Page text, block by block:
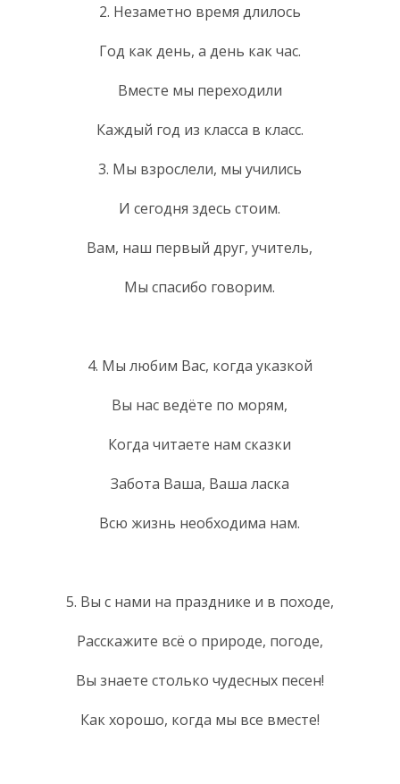
2. Незаметно время длилось
Год как день, а день как час.
Вместе мы переходили
Каждый год из класса в класс.
3. Мы взрослели, мы учились
И сегодня здесь стоим.
Вам, наш первый друг, учитель,
Мы спасибо говорим.
4. Мы любим Вас, когда указкой
Вы нас ведёте по морям,
Когда читаете нам сказки
Забота Ваша, Ваша ласка
Всю жизнь необходима нам.
5. Вы с нами на празднике и в походе,
Расскажите всё о природе, погоде,
Вы знаете столько чудесных песен!
Как хорошо, когда мы все вместе!